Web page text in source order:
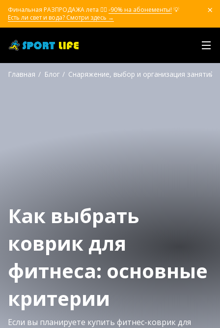
Финальная РАЗПРОДАЖА лета ❤️‍🔥 -90% на абонементы! 💡
Есть ли свет и вода? Смотри здесь →
Главная Блог Снаряжение, выбор и организация занятий
Как выбрать
коврик для
фитнеса: основные
критерии
Если вы планируете купить фитнес-коврик для